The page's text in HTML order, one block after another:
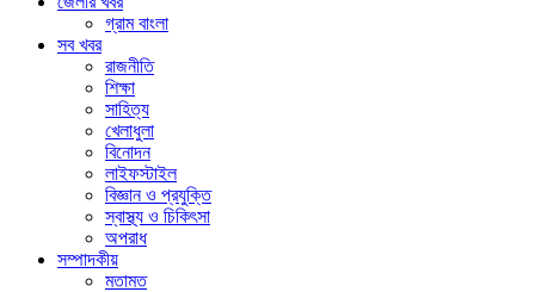
গ্রাম বাংলা
সব খবর
রাজনীতি
শিক্ষা
সাহিত্য
খেলাধুলা
বিনোদন
লাইফস্টাইল
বিজ্ঞান ও প্রযুক্তি
স্বাস্থ্য ও চিকিৎসা
অপরাধ
সম্পাদকীয়
মতামত